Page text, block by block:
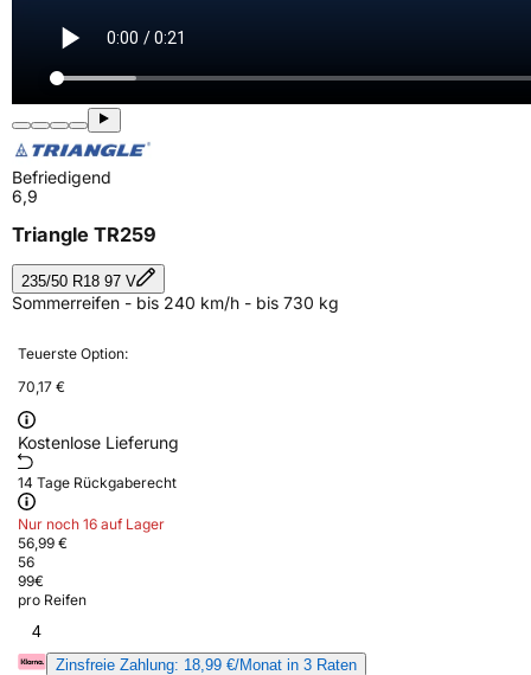
Befriedigend
6,9
Triangle TR259
235/50 R18 97 V
Sommerreifen - bis 240 km/h - bis 730 kg
Teuerste Option:
70,17 €
Kostenlose Lieferung
14 Tage Rückgaberecht
Nur noch 16 auf Lager
56,99 €
56
99€
pro Reifen
4
Zinsfreie Zahlung: 18,99 €/Monat in 3 Raten